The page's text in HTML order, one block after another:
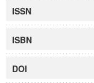
ISSN
ISBN
DOI